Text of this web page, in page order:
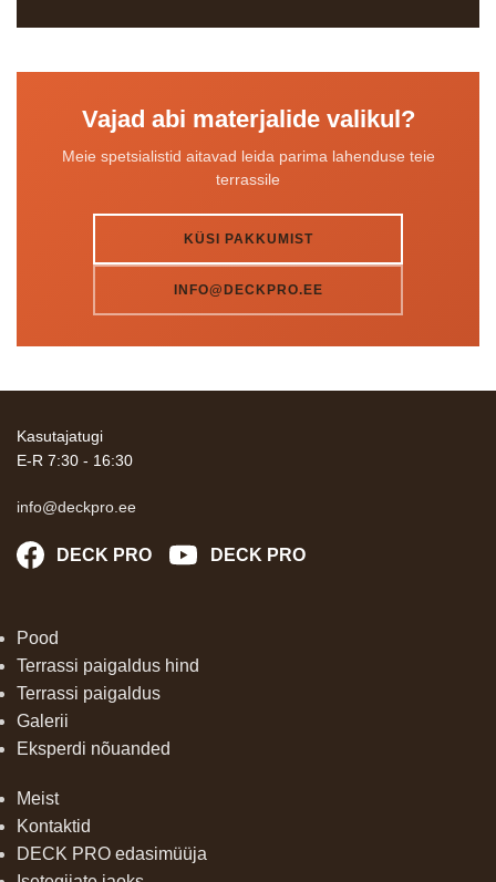
Vajad abi materjalide valikul?
Meie spetsialistid aitavad leida parima lahenduse teie
terrassile
KÜSI PAKKUMIST
INFO@DECKPRO.EE
Kasutajatugi
E-R 7:30 - 16:30
info@deckpro.ee
DECK PRO DECK PRO
Pood
Terrassi paigaldus hind
Terrassi paigaldus
Galerii
Eksperdi nõuanded
Meist
Kontaktid
DECK PRO edasimüüja